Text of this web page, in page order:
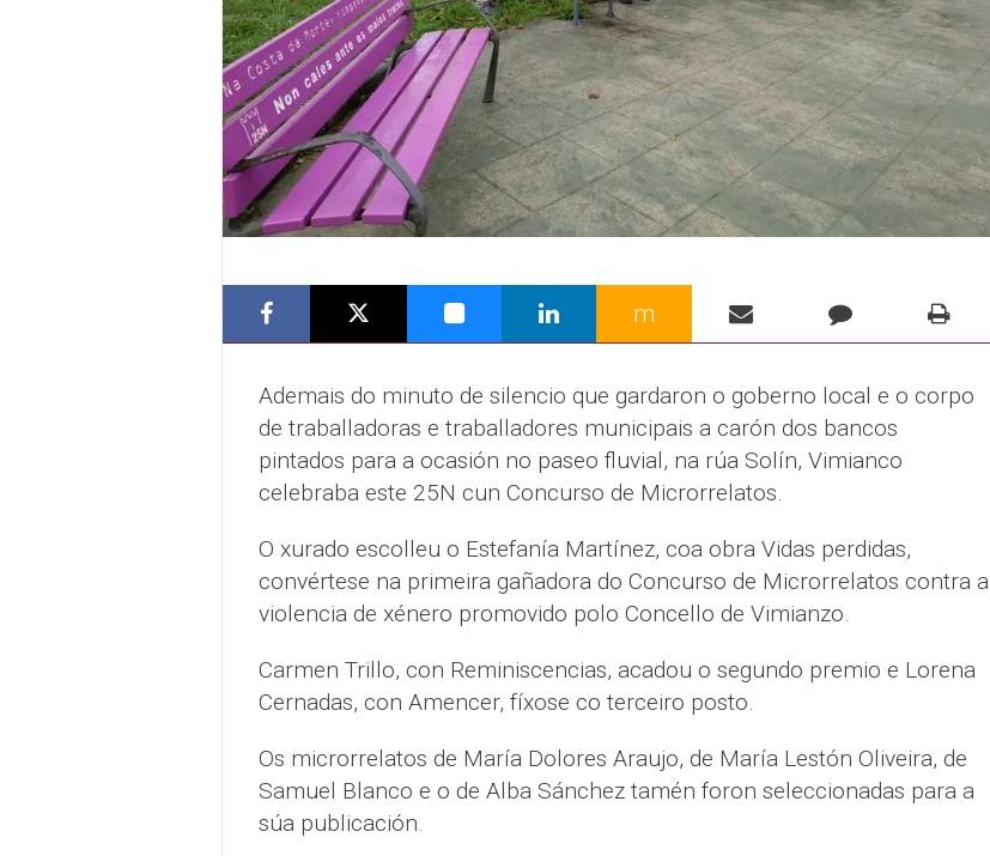
m
Ademais do minuto de silencio que gardaron o goberno local e o corpo
de traballadoras e traballadores municipais a carón dos bancos
pintados para a ocasión no paseo fluvial, na rúa Solín, Vimianco
celebraba este 25N cun Concurso de Microrrelatos.
O xurado escolleu o Estefanía Martínez, coa obra Vidas perdidas,
convértese na primeira gañadora do Concurso de Microrrelatos contra a
violencia de xénero promovido polo Concello de Vimianzo.
Carmen Trillo, con Reminiscencias, acadou o segundo premio e Lorena
Cernadas, con Amencer, fíxose co terceiro posto.
Os microrrelatos de María Dolores Araujo, de María Lestón Oliveira, de
Samuel Blanco e o de Alba Sánchez tamén foron seleccionadas para a
súa publicación.